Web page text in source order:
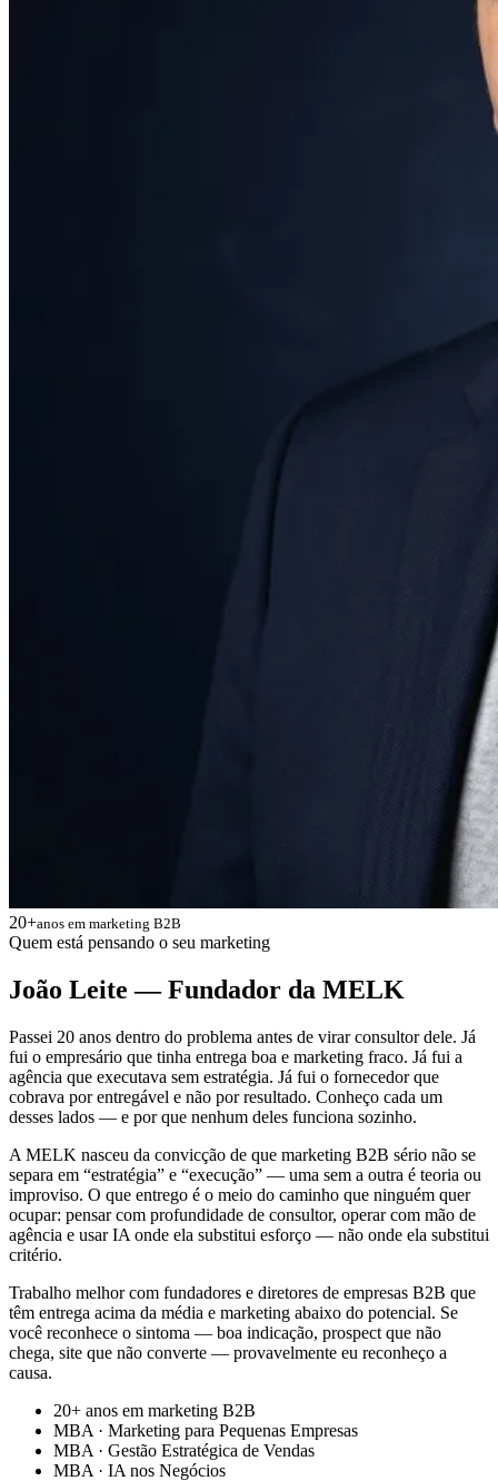
20+anos em marketing B2B
Quem está pensando o seu marketing
João Leite — Fundador da MELK
Passei 20 anos dentro do problema antes de virar consultor dele. Já
fui o empresário que tinha entrega boa e marketing fraco. Já fui a
agência que executava sem estratégia. Já fui o fornecedor que
cobrava por entregável e não por resultado. Conheço cada um
desses lados — e por que nenhum deles funciona sozinho.
A MELK nasceu da convicção de que marketing B2B sério não se
separa em “estratégia” e “execução” — uma sem a outra é teoria ou
improviso. O que entrego é o meio do caminho que ninguém quer
ocupar: pensar com profundidade de consultor, operar com mão de
agência e usar IA onde ela substitui esforço — não onde ela substitui
critério.
Trabalho melhor com fundadores e diretores de empresas B2B que
têm entrega acima da média e marketing abaixo do potencial. Se
você reconhece o sintoma — boa indicação, prospect que não
chega, site que não converte — provavelmente eu reconheço a
causa.
20+ anos em marketing B2B
MBA · Marketing para Pequenas Empresas
MBA · Gestão Estratégica de Vendas
MBA · IA nos Negócios